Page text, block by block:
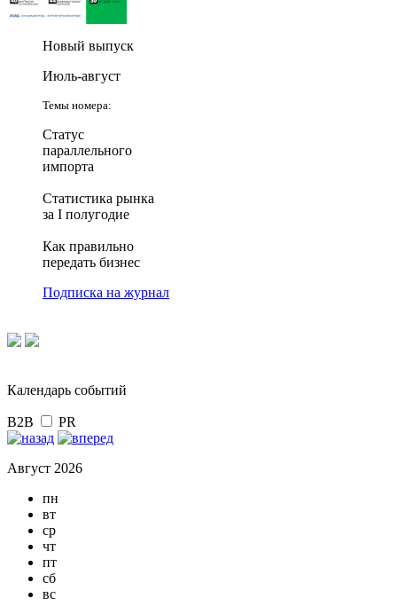
Новый выпуск
Июль-август
Темы номера:
Статус
параллельного
импорта
Статистика рынка
за I полугодие
Как правильно
передать бизнес
Подписка на журнал
Календарь событий
B2B PR
Август 2026
пн
вт
ср
чт
пт
сб
вс